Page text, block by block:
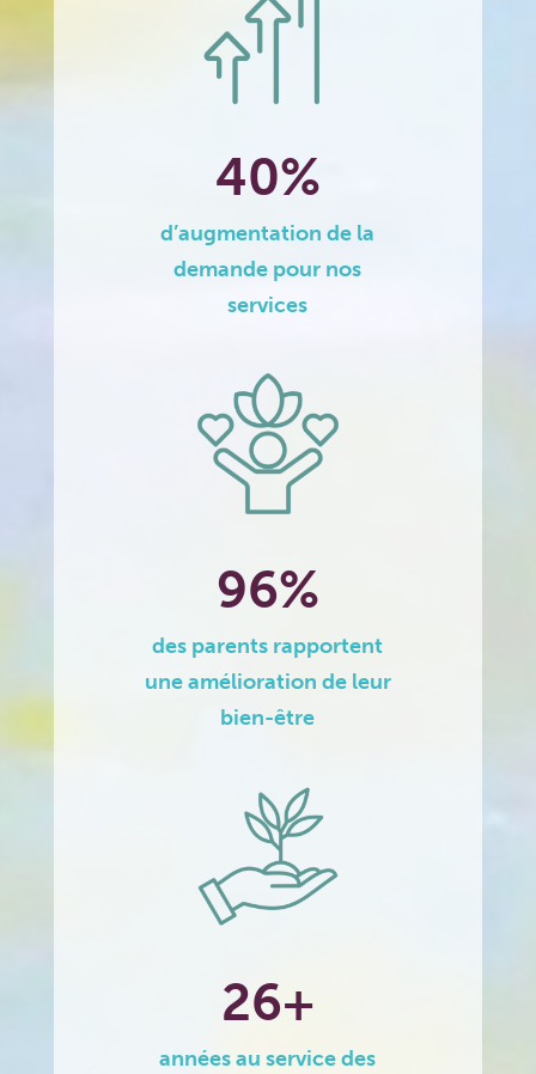
40%
d’augmentation de la
demande pour nos
services
96%
des parents rapportent
une amélioration de leur
bien-être
26+
années au service des